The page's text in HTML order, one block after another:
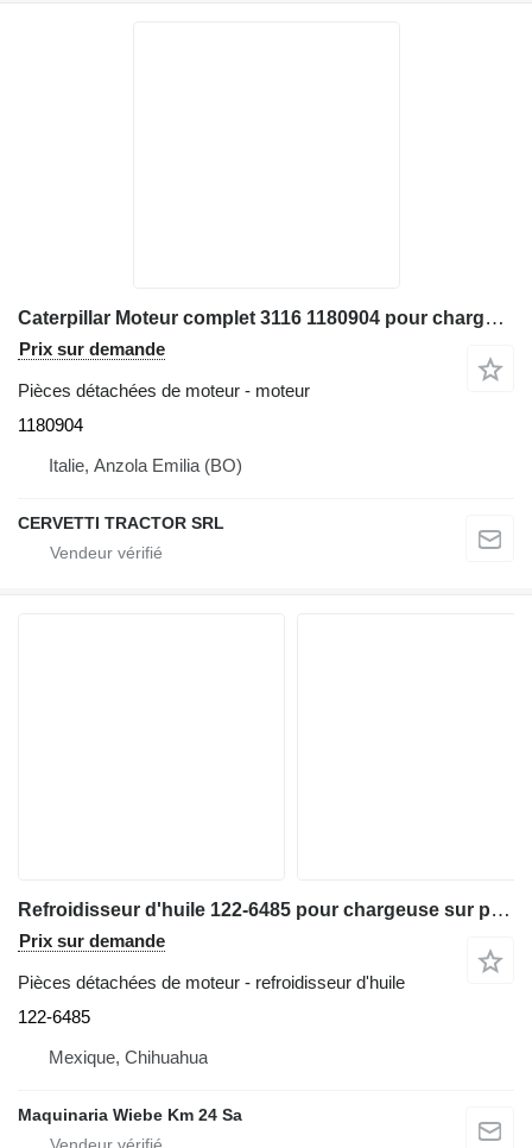
Caterpillar Moteur complet 3116 1180904 pour chargeuse sur pneus Caterpillar 928G - IT28G
Prix sur demande
Pièces détachées de moteur - moteur
1180904
Italie, Anzola Emilia (BO)
CERVETTI TRACTOR SRL
Refroidisseur d'huile 122-6485 pour chargeuse sur pneus Caterpillar 928G,740,IT28G,535B
Prix sur demande
Pièces détachées de moteur - refroidisseur d'huile
122-6485
Mexique, Chihuahua
Maquinaria Wiebe Km 24 Sa